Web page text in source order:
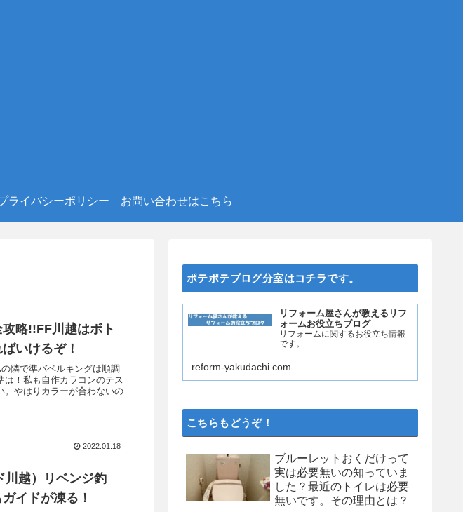
ライバシーポリシー お問い合わせはこちら
略!!FF川越はボト
いけるぞ！
隣で準バベルキングは順調
！私も自作カラコンのテス
。やはりカラーが合わないの
2022.01.18
川越）リベンジ釣
イドが凍る！
ポテポテブログ分室はコチラです。
リフォーム屋さんが教えるリフ
ォームお役立ちブログ
リフォームに関するお役立ち情報
です。
reform-yakudachi.com
こちらもどうぞ！
ブルーレットおくだけって
実は必要無いの知っていま
した？最近のトイレは必要
無いです。その理由とは？